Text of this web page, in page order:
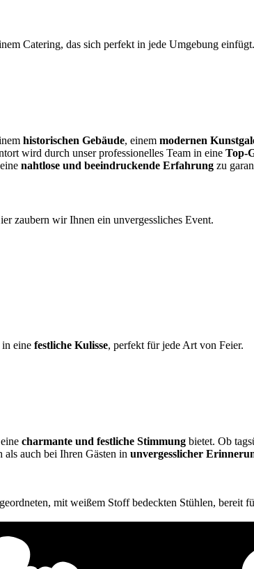
Catering, das sich perfekt in jede Umgebung einfügt.
historischen Gebäude, einem modernen
wird durch unser professionelles Team in eine Top-
nahtlose und beeindruckende Erfahrung zu
zaubern wir Ihnen ein unvergessliches Event.
in eine festliche Kulisse, perfekt für jede Art von Feier.
charmante und festliche Stimmung bietet. Ob
auch bei Ihren Gästen in unvergesslicher